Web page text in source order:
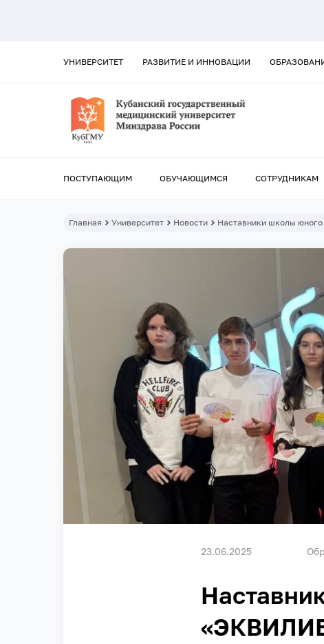
УНИВЕРСИТЕТ РАЗВИТИЕ И ИННОВАЦИИ
ПОСТУПАЮЩИМ ОБУЧАЮЩИМСЯ СОТРУДНИКАМ
Главная Университет Новости Наставники школы
23.06.2025